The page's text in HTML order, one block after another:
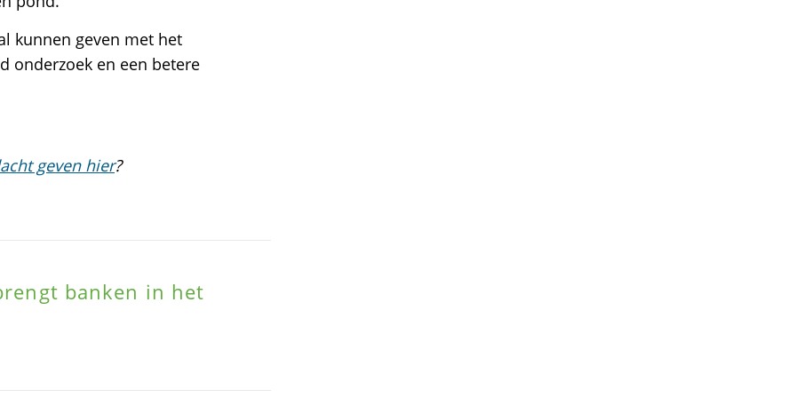
kunnen geven met het
onderzoek en een betere
geven hier?
banken in het